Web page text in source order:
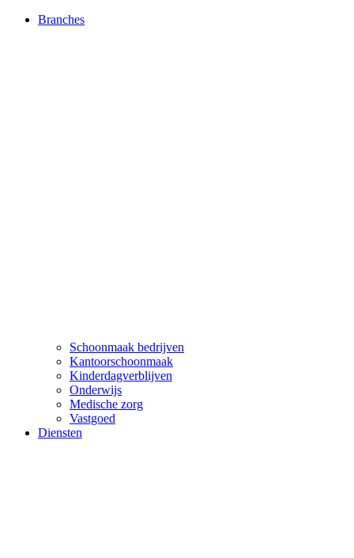
Branches
Schoonmaak bedrijven
Kantoorschoonmaak
Kinderdagverblijven
Onderwijs
Medische zorg
Vastgoed
Diensten